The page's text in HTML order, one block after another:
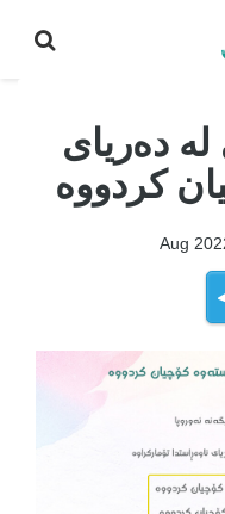
دەریای
کردووە